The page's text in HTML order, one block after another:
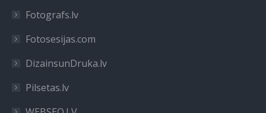
Fotografs.lv
Fotosesijas.com
DizainsunDruka.lv
Pilsetas.lv